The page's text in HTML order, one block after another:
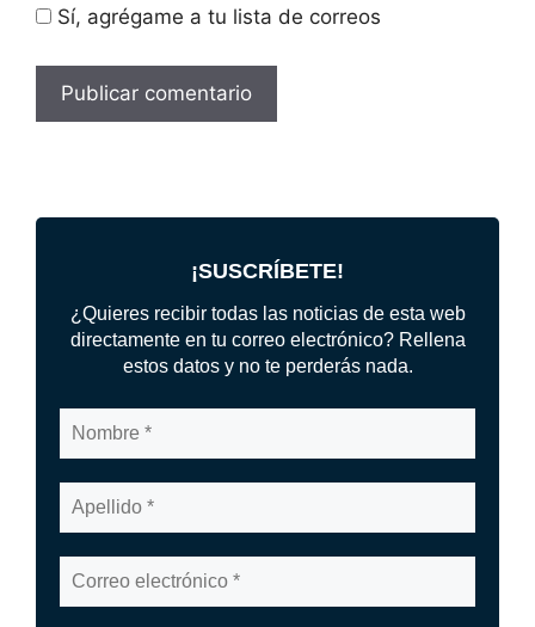
Sí, agrégame a tu lista de correos
¡SUSCRÍBETE!
¿Quieres recibir todas las noticias de esta web
directamente en tu correo electrónico? Rellena
estos datos y no te perderás nada.